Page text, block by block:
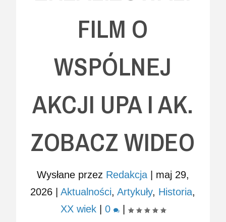
FILM O
WSPÓLNEJ
AKCJI UPA I AK.
ZOBACZ WIDEO
Wysłane przez Redakcja| maj 29,
2026 |Aktualności,Artykuły, Historia,
XX wiek| 0 |